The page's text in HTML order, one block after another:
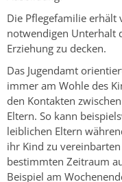
Die Pflegefamilie erhält
notwendigen Unterhalt
Erziehung zu decken.
Das Jugendamt
immer am Wohle des
den Kontakten
Eltern. So kann
leiblichen Eltern
ihr Kind zu
bestimmten Zeitraum
Beispiel am